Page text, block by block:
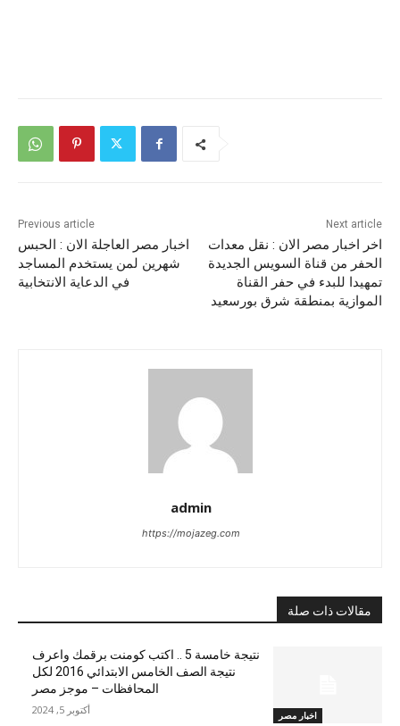
Previous article
اخبار مصر العاجلة الان : الحبس
شهرين لمن يستخدم المساجد
في الدعاية الانتخابية
Next article
اخر اخبار مصر الان : نقل معدات
الحفر من قناة السويس الجديدة
تمهيدا للبدء في حفر القناة
الموازية بمنطقة شرق بورسعيد
admin
https://mojazeg.com
مقالات ذات صلة
اخبار مصر
نتيجة خامسة 5 .. اكتب كومنت برقمك واعرف
نتيجة الصف الخامس الابتدائي 2016 لكل
المحافظات – موجز مصر
أكتوبر 5, 2024